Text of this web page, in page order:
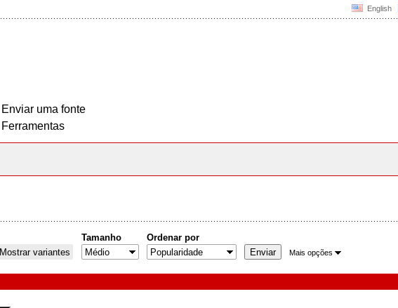
English
Enviar uma fonte
Ferramentas
Mostrar variantes
Tamanho Ordenar por
Mais opções